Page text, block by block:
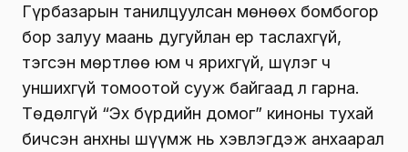
Гүрбазарын танилцуулсан мөнөөх бомбогор
бор залуу маань дугуйлан ер таслахгүй,
тэгсэн мөртлөө юм ч ярихгүй, шүлэг ч
уншихгүй томоотой сууж байгаад л гарна.
Төдөлгүй “Эх бүрдийн домог” киноны тухай
бичсэн анхны шүүмж нь хэвлэгдэж анхаарал